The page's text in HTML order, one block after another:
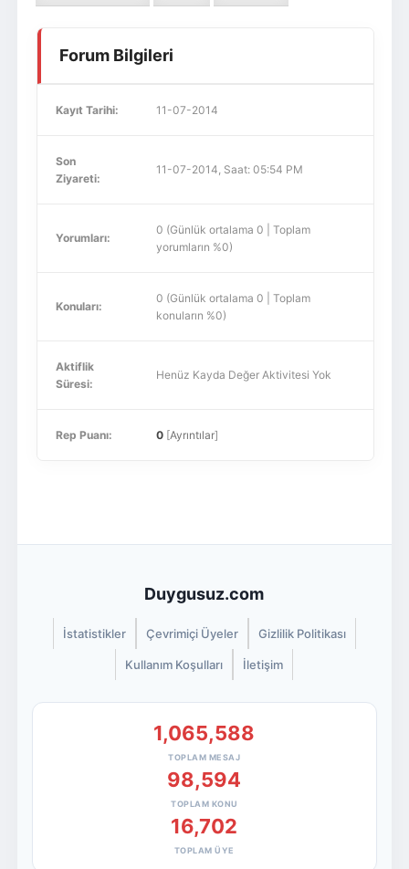
Forum Bilgileri
Kayıt Tarihi: 11-07-2014
Son
Ziyareti:
11-07-2014, Saat: 05:54 PM
Yorumları:
0 (Günlük ortalama 0 | Toplam
yorumların %0)
Konuları:
0 (Günlük ortalama 0 | Toplam
konuların %0)
Aktiflik
Süresi:
Henüz Kayda Değer Aktivitesi Yok
Rep Puanı: 0[Ayrıntılar]
Duygusuz.com
İstatistikler Çevrimiçi Üyeler Gizlilik Politikası
Kullanım Koşulları İletişim
1,065,588
TOPLAM MESAJ
98,594
TOPLAM KONU
16,702
TOPLAM ÜYE